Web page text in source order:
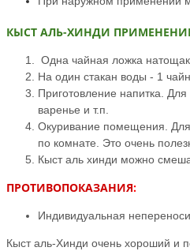
КЫСТ АЛЬ-ХИНДИ
Одна чайная ложка
На один стакан воды - 1
Приготовление напитка.
варенье и т.п.
Окуривание помещения.
по комнате. Это очень
Кыст аль хинди можно
ПРОТИВОПОКАЗАНИЯ:
Индивидуальная
Кыст аль-Хинди очень хороший и